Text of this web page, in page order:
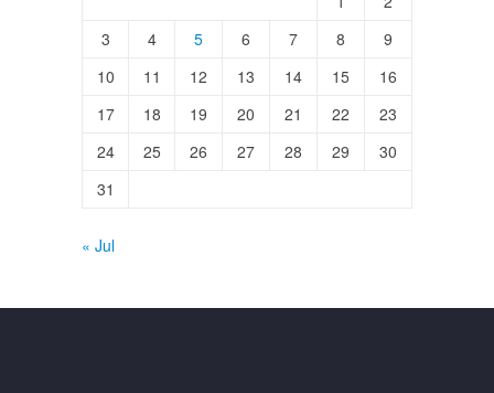
3
4 5 6 7 8
9
10
11 12 13 14 15
16
17
18 19 20 21 22
23
24
25 26 27 28 29
30
31
« Jul